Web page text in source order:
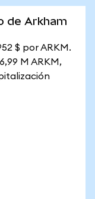
de Arkham
$ por ARKM.
M ARKM,